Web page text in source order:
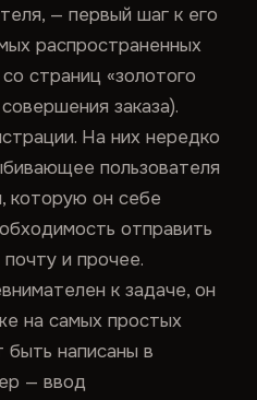
— первый шаг к его
распространенных
страниц «золотого
заказа).
На них нередко
пользователя
которую он себе
отправить
и прочее.
к задаче, он
на самых простых
быть написаны в
— ввод